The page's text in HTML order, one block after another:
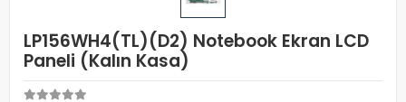
LP156WH4(TL)(D2) Notebook Ekran LCD
Paneli (Kalın Kasa)